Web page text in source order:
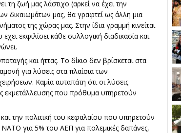
τη ζωή μας λάστιχο (αρκεί να έχει την
δικαιωμάτων μας, θα γραφτεί ως άλλη μια
της χώρας μας. Στην ίδια γραμμή κινείται
εκφιλίσει κάθε συλλογική διαδικασία και
και ήττας. Το δίκιο δεν βρίσκεται στα
για λύσεις στα πλαίσια των
Καμία αυταπάτη ότι οι λύσεις
εκμετάλλευσης που πρόθυμα υπηρετούν
την πολιτική του κεφαλαίου που υπηρετούν
για 5% του ΑΕΠ για πολεμικές δαπάνες,